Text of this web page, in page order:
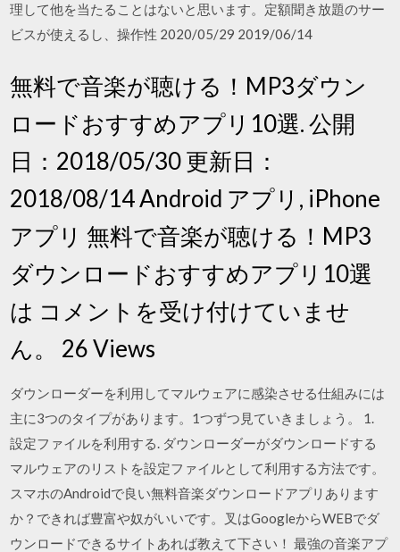
理して他を当たることはないと思います。定額聞き放題のサー
ビスが使えるし、操作性 2020/05/29 2019/06/14
無料で音楽が聴ける！MP3ダウン
ロードおすすめアプリ10選. 公開
日：2018/05/30 更新日：
2018/08/14 Android アプリ, iPhone
アプリ 無料で音楽が聴ける！MP3
ダウンロードおすすめアプリ10選
は コメントを受け付けていませ
ん。 26 Views
ダウンローダーを利用してマルウェアに感染させる仕組みには
主に3つのタイプがあります。1つずつ見ていきましょう。 1.
設定ファイルを利用する. ダウンローダーがダウンロードする
マルウェアのリストを設定ファイルとして利用する方法です。
スマホのAndroidで良い無料音楽ダウンロードアプリあります
か？できれば豊富や奴がいいです。叉はGoogleからWEBでダ
ウンロードできるサイトあれば教えて下さい！ 最強の音楽アプ